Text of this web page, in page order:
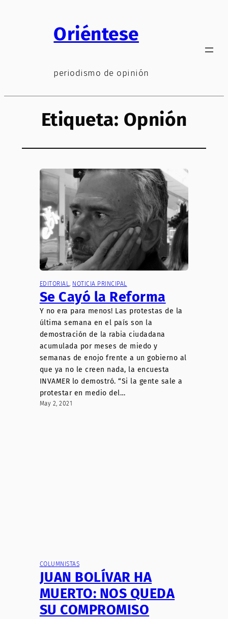
Oriéntese
periodismo de opinión
Etiqueta: Opnión
EDITORIAL, NOTICIA PRINCIPAL
Se Cayó la Reforma
Y no era para menos! Las protestas de la
última semana en el país son la
demostración de la rabia ciudadana
acumulada por meses de miedo y
semanas de enojo frente a un gobierno al
que ya no le creen nada, la encuesta
INVAMER lo demostró. “Si la gente sale a
protestar en medio del…
May 2, 2021
COLUMNISTAS
JUAN BOLÍVAR HA
MUERTO: NOS QUEDA
SU COMPROMISO